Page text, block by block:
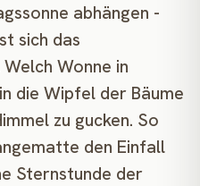
abhängen -
sich das
Wonne in
die Wipfel der Bäume
zu gucken. So
den Einfall
Sternstunde der